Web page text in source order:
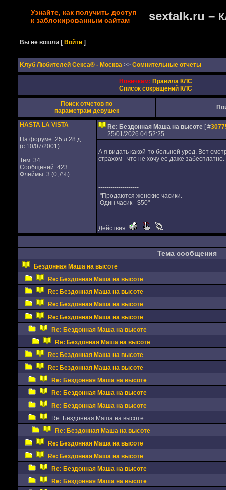
Узнайте, как получить доступ
к заблокированным сайтам
sextalk.ru –
Вы не вошли [Войти ]
Kлуб Любителей Секса® - Москва >> Сомнительные отчеты
Новичкам: Правила КЛС
Список сокращений КЛС
Поиск отчетов по
параметрам девушек
HASTA LA VISTA
На форуме: 25 л 28 д
(с 10/07/2001)
Тем: 34
Сообщений: 423
Флеймы: 3 (0,7%)
Re: Бездонная Маша на высоте [ #
25/01/2026 04:52:25
А я видать какой-то больной урод. Вот
страхом - что не хочу ее даже
--------------------
"Продаются женские часики.
Один часик - $50"
Действия:
Тема сообщения
Бездонная Маша на высоте
Re: Бездонная Маша на высоте
Re: Бездонная Маша на высоте
Re: Бездонная Маша на высоте
Re: Бездонная Маша на высоте
Re: Бездонная Маша на высоте
Re: Бездонная Маша на высоте
Re: Бездонная Маша на высоте
Re: Бездонная Маша на высоте
Re: Бездонная Маша на высоте
Re: Бездонная Маша на высоте
Re: Бездонная Маша на высоте
Re: Бездонная Маша на высоте
Re: Бездонная Маша на высоте
Re: Бездонная Маша на высоте
Re: Бездонная Маша на высоте
Re: Бездонная Маша на высоте
Re: Бездонная Маша на высоте